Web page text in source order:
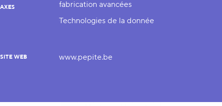
AXES
fabrication avancées
Technologies de la donnée
SITE WEB www.pepite.be